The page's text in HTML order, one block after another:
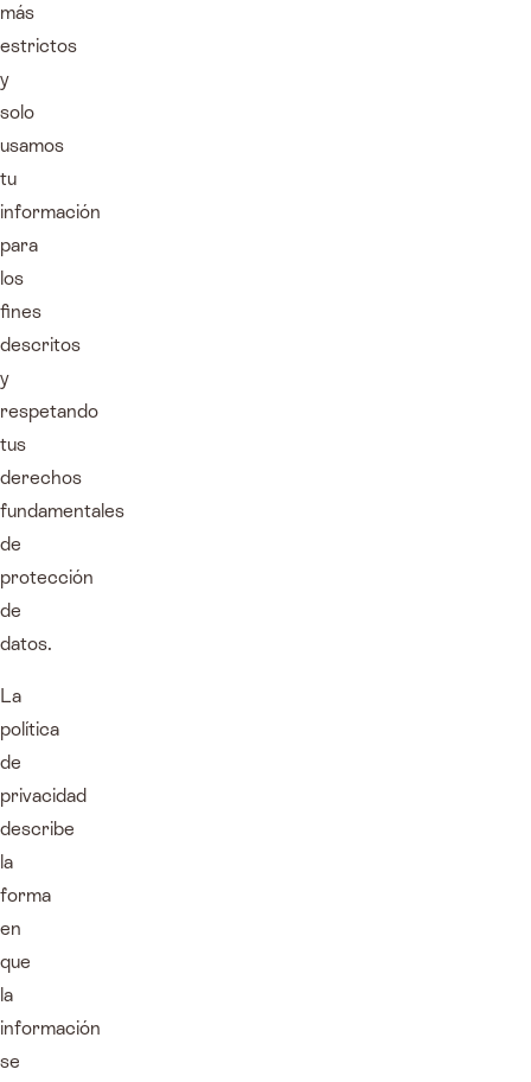
más
estrictos
y
solo
usamos
tu
información
para
los
fines
descritos
y
respetando
tus
derechos
fundamentales
de
protección
de
datos.
La
política
de
privacidad
describe
la
forma
en
que
la
información
se